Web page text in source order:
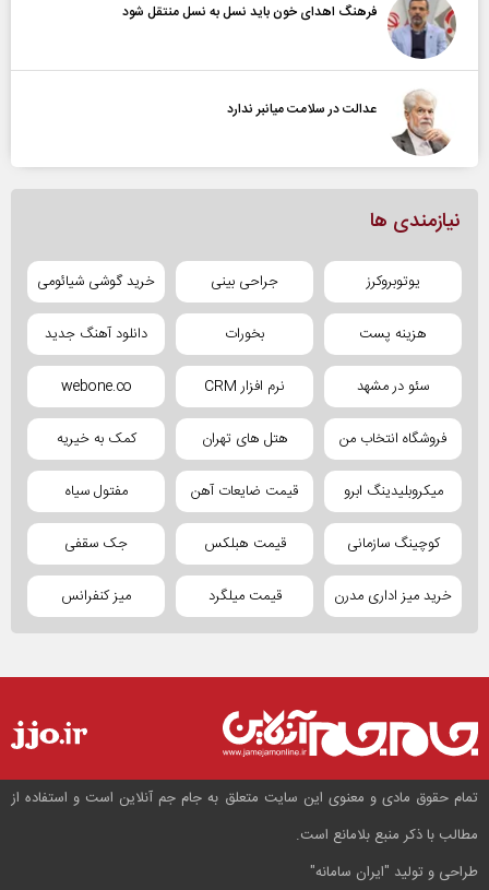
فرهنگ اهدای خون باید نسل به نسل منتقل شود
عدالت در سلامت میانبر ندارد
نیازمندی ها
یوتوبروکرز جراحی بینی خرید گوشی شیائومی
هزینه پست بخورات دانلود آهنگ جدید
سئو در مشهد نرم افزار CRM webone.co
فروشگاه انتخاب من هتل های تهران کمک به خیریه
میکروبلیدینگ ابرو قیمت ضایعات آهن مفتول سیاه
کوچینگ سازمانی قیمت هبلکس جک سقفی
خرید میز اداری مدرن قیمت میلگرد میز کنفرانس
تمام حقوق مادی و معنوی این سایت متعلق به جام جم آنلاین است و استفاده از
مطالب با ذکر منبع بلامانع است.
طراحی و تولید "ایران سامانه"